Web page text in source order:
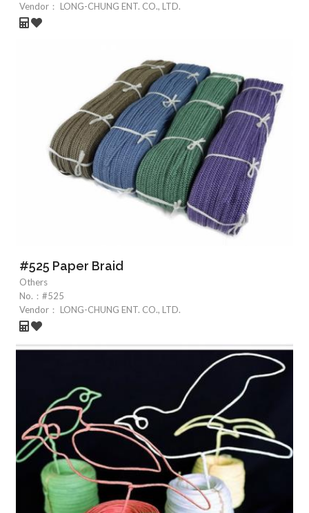
Vendor：
LONG-CHUNG ENT. CO., LTD.
#525 Paper Braid
Others
No.： #525
Vendor：
LONG-CHUNG ENT. CO., LTD.